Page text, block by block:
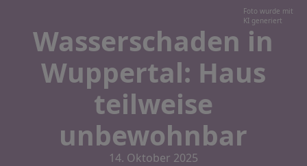
Foto wurde mit
KI generiert
Wasserschaden in
Wuppertal: Haus
teilweise
unbewohnbar
14. Oktober 2025